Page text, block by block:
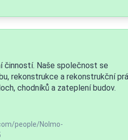
činností. Naše společnost se
rekonstrukce a rekonstrukční
chodníků a zateplení budov.
people/Nolmo-